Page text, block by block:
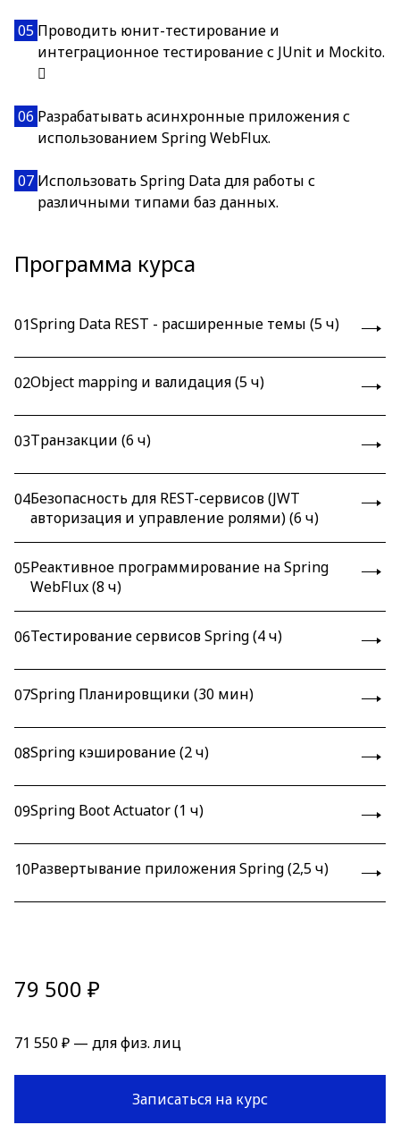
05 Проводить юнит-тестирование и
интеграционное тестирование с JUnit и Mockito.

06 Разрабатывать асинхронные приложения с
использованием Spring WebFlux.
07 Использовать Spring Data для работы с
различными типами баз данных.
Программа курса
01Spring Data REST - расширенные темы (5 ч)
02Object mapping и валидация (5 ч)
03Транзакции (6 ч)
04Безопасность для REST-сервисов (JWT
авторизация и управление ролями) (6 ч)
05Реактивное программирование на Spring
WebFlux (8 ч)
06Тестирование сервисов Spring (4 ч)
07Spring Планировщики (30 мин)
08Spring кэширование (2 ч)
09Spring Boot Actuator (1 ч)
10Развертывание приложения Spring (2,5 ч)
79 500 ₽
71 550 ₽ — для физ. лиц
Записаться на курс